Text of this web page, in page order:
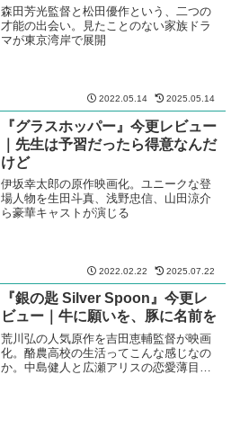
森田芳光監督と松田優作という、二つの
才能の出会い。見たことのない家族ドラ
マが東京湾岸で展開
2022.05.14 2025.05.14
『グラスホッパー』今更レビュー
｜先生は予習だったら得意なんだ
けど
伊坂幸太郎の原作映画化。ユニークな登
場人物を生田斗真、浅野忠信、山田涼介
ら豪華キャストが演じる
2022.02.22 2025.07.22
『銀の匙 Silver Spoon』今更レ
ビュー｜牛に願いを、豚に名前を
荒川弘の人気原作を吉田恵輔監督が映画
化。酪農高校の生活ってこんな感じなの
か。中島健人と広瀬アリスの恋愛薄目な